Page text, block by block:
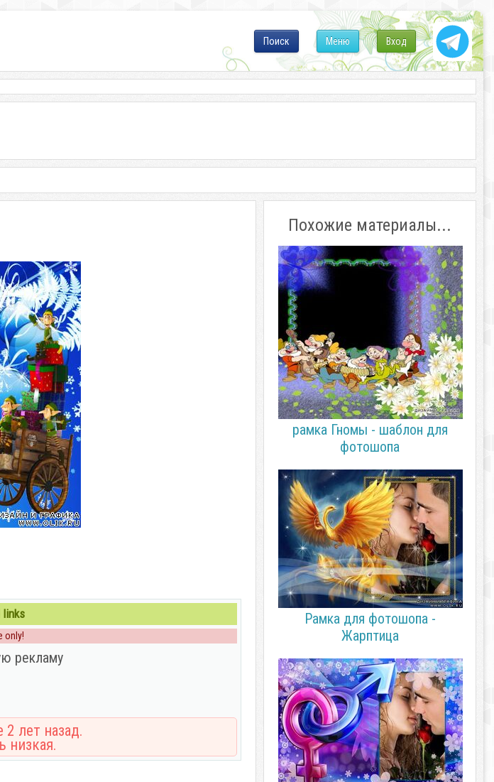
Вход
Меню
Поиск
only!
рекламу
лет назад.
низкая.
Похожие материалы...
рамка Гномы - шаблон для
фотошопа
Рамка для фотошопа -
Жарптица